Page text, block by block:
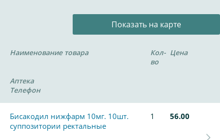
Показать на карте
Наименование товара
Кол-
во
Цена
Аптека
Телефон
Бисакодил нижфарм 10мг. 10шт.
суппозитории ректальные
1 56.00